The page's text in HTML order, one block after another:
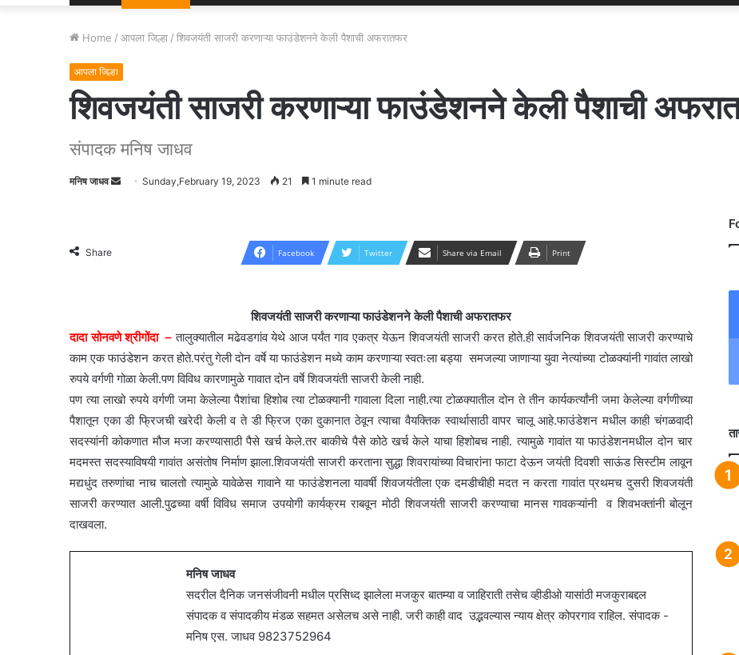
Home / आपला जिल्हा / शिवजयंती साजरी करणाऱ्या फाउंडेशनने केली पैशाची अफरातफर
आपला जिल्हा
शिवजयंती साजरी करणाऱ्या फाउंडेशनने केली पैशाची
संपादक मनिष जाधव
मनिष जाधव
SendSunday,February 19, 2023 21 1 minute read
Share Facebook Twitter Share via Email Print
शिवजयंती साजरी करणाऱ्या फाउंडेशनने केली पैशाची अफरातफर
दादा सोनवणे श्रीगोंदा – तालुक्यातील मढेवडगांव येथे आज पर्यंत गाव एकत्र येऊन शिवजयंती साजरी करत होते.ही सार्वजनिक शिवजयंती साजरी करण्याचे
काम एक फाउंडेशन करत होते.परंतु गेली दोन वर्षे या फाउंडेशन मध्ये काम करणाऱ्या स्वतःला बड्या समजल्या जाणाऱ्या युवा नेत्यांच्या टोळक्यांनी गावांत लाखो
रुपये वर्गणी गोळा केली.पण विविध कारणामुळे गावात दोन वर्षे शिवजयंती साजरी केली नाही.
पण त्या लाखो रुपये वर्गणी जमा केलेल्या पैशांचा हिशोब त्या टोळक्यानी गावाला दिला नाही.त्या टोळक्यातील दोन ते तीन कार्यकर्त्यांनी जमा केलेल्या वर्गणीच्या
पैशातून एका डी फ्रिजची खरेदी केली व ते डी फ्रिज एका दुकानात ठेवून त्याचा वैयक्तिक स्वार्थासाठी वापर चालू आहे.फाउंडेशन मधील काही चंगळवादी
सदस्यांनी कोकणात मौज मजा करण्यासाठी पैसे खर्च केले.तर बाकीचे पैसे कोठे खर्च केले याचा हिशोबच नाही.त्यामुळे गावांत या फाउंडेशनमधील दोन चार
मदमस्त सदस्याविषयी गावांत असंतोष निर्माण झाला.शिवजयंती साजरी करताना सुद्धा शिवरायांच्या विचारांना फाटा देऊन जयंती दिवशी साऊंड सिस्टीम लावून
मद्यधुंद तरुणांचा नाच चालतो त्यामुळे यावेळेस गावाने या फाउंडेशनला यावर्षी शिवजयंतीला एक दमडीचीही मदत न करता गावांत प्रथमच दुसरी शिवजयंती
साजरी करण्यात आली.पुढच्या वर्षी विविध समाज उपयोगी कार्यक्रम राबवून मोठी शिवजयंती साजरी करण्याचा मानस गावकऱ्यांनी व शिवभक्तांनी बोलून
दाखवला.
मनिष जाधव
सदरील दैनिक जनसंजीवनी मधील प्रसिध्द झालेला मजकुर बातम्या व जाहिराती तसेच व्हीडीओ यासांठी मजकुराबद्दल
संपादक व संपादकीय मंडळ सहमत असेलच असे नाही. जरी काही वाद उद्भवल्यास न्याय क्षेत्र कोपरगाव राहिल. संपादक -
मनिष एस. जाधव 9823752964